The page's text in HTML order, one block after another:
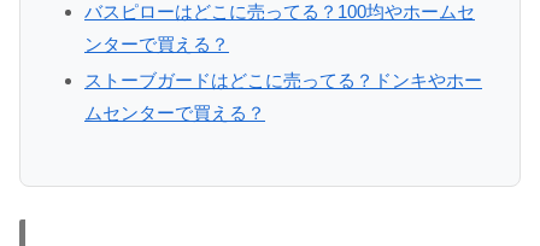
バスピローはどこに売ってる？100均やホームセ
ンターで買える？
ストーブガードはどこに売ってる？ドンキやホー
ムセンターで買える？